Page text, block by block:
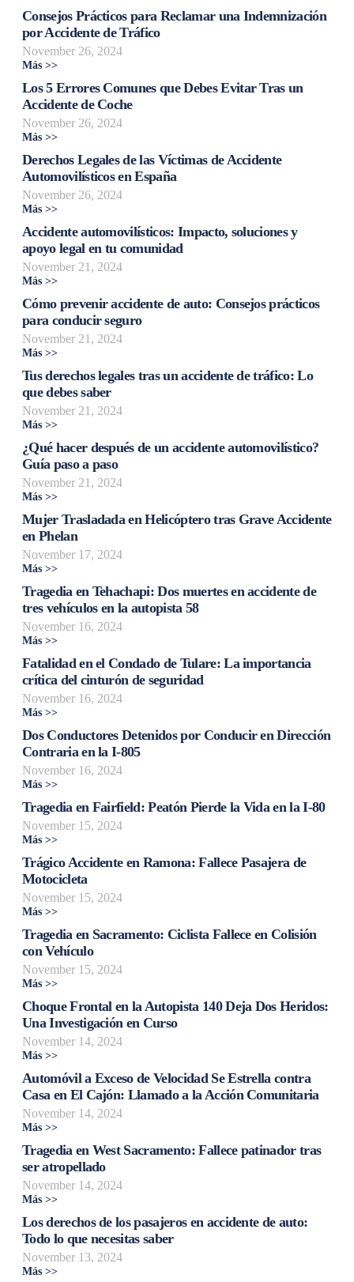
Consejos Prácticos para Reclamar una Indemnización
por Accidente de Tráfico
November 26, 2024
Más >>
Los 5 Errores Comunes que Debes Evitar Tras un
Accidente de Coche
November 26, 2024
Más >>
Derechos Legales de las Víctimas de Accidente
Automovilísticos en España
November 26, 2024
Más >>
Accidente automovilísticos: Impacto, soluciones y
apoyo legal en tu comunidad
November 21, 2024
Más >>
Cómo prevenir accidente de auto: Consejos prácticos
para conducir seguro
November 21, 2024
Más >>
Tus derechos legales tras un accidente de tráfico: Lo
que debes saber
November 21, 2024
Más >>
¿Qué hacer después de un accidente automovilístico?
Guía paso a paso
November 21, 2024
Más >>
Mujer Trasladada en Helicóptero tras Grave Accidente
en Phelan
November 17, 2024
Más >>
Tragedia en Tehachapi: Dos muertes en accidente de
tres vehículos en la autopista 58
November 16, 2024
Más >>
Fatalidad en el Condado de Tulare: La importancia
crítica del cinturón de seguridad
November 16, 2024
Más >>
Dos Conductores Detenidos por Conducir en Dirección
Contraria en la I-805
November 16, 2024
Más >>
Tragedia en Fairfield: Peatón Pierde la Vida en la I-80
November 15, 2024
Más >>
Trágico Accidente en Ramona: Fallece Pasajera de
Motocicleta
November 15, 2024
Más >>
Tragedia en Sacramento: Ciclista Fallece en Colisión
con Vehículo
November 15, 2024
Más >>
Choque Frontal en la Autopista 140 Deja Dos Heridos:
Una Investigación en Curso
November 14, 2024
Más >>
Automóvil a Exceso de Velocidad Se Estrella contra
Casa en El Cajón: Llamado a la Acción Comunitaria
November 14, 2024
Más >>
Tragedia en West Sacramento: Fallece patinador tras
ser atropellado
November 14, 2024
Más >>
Los derechos de los pasajeros en accidente de auto:
Todo lo que necesitas saber
November 13, 2024
Más >>